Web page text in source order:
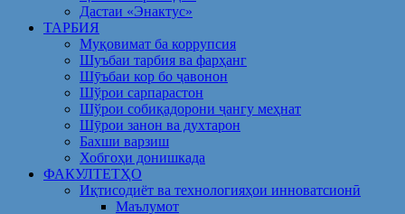
Дастаи «Энактус»
ТАРБИЯ
Муқовимат ба коррупсия
Шуъбаи тарбия ва фарҳанг
Шӯъбаи кор бо ҷавонон
Шўрои сарпарастон
Шўрои собиқадорони ҷангу меҳнат
Шӯрои занон ва духтарон
Бахши варзиш
Хобгоҳи донишкада
ФАКУЛТЕТҲО
Иқтисодиёт ва технологияҳои инноватсионӣ
Маълумот